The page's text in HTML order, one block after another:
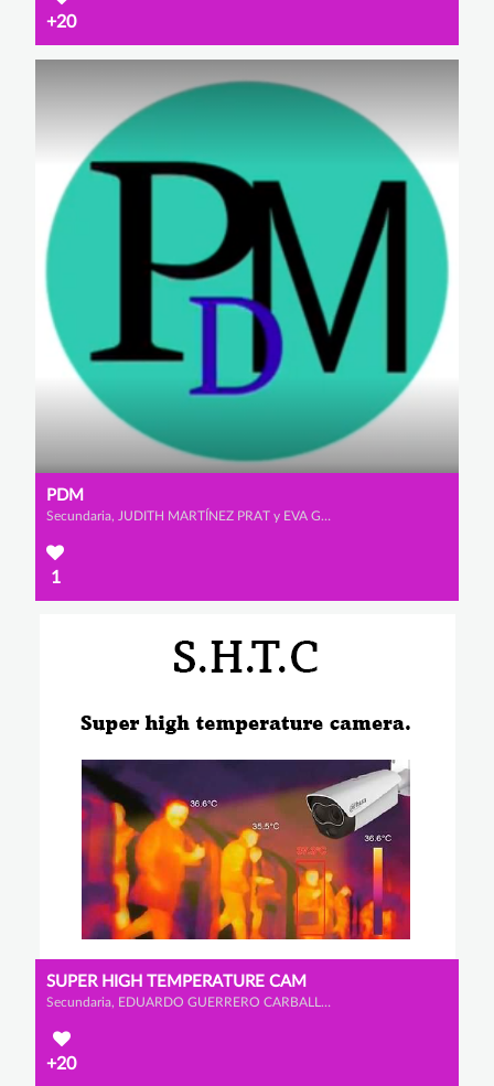
+20
PDM
Secundaria, JUDITH MARTÍNEZ PRAT y EVA GÓMEZ DE LA POLA
1
SUPER HIGH TEMPERATURE CAM
Secundaria, EDUARDO GUERRERO CARBALLO, ALEJANDRO CALLEJA GALVÁN y CHRISTIAN GARCÍA BASTARDO
+20